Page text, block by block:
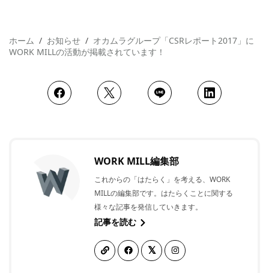
ホーム お知らせ
オカムラグループ「CSRレポート2017」に
WORK MILLの活動が掲載されています！
WORK MILL編集部
これからの「はたらく」を考える、WORK
MILLの編集部です。はたらくことに関する
様々な記事を発信していきます。
記事を読む